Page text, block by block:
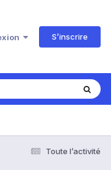
S’inscrire
Toute l’activité